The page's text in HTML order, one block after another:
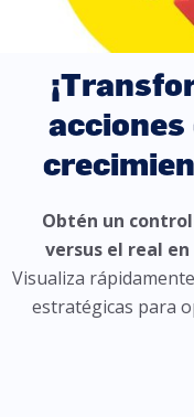
acciones
Obtén un
versus el real
Visualiza
estratégicas para